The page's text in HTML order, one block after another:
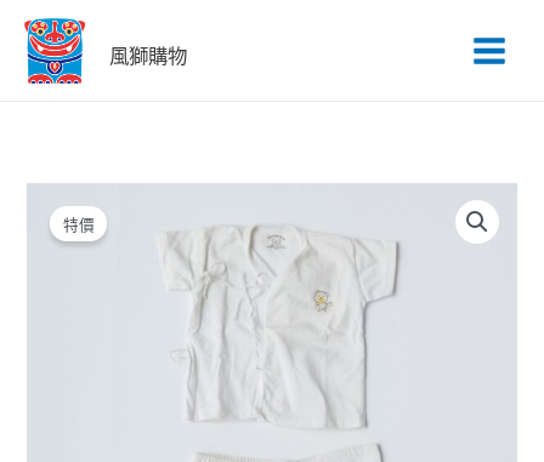
風獅購物
特價
原
格：
NT$250。
目
前
價
格：
NT$100。